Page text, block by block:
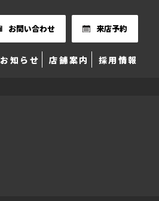
お問い合わせ 来店予約
お知らせ 店舗案内 採用情報